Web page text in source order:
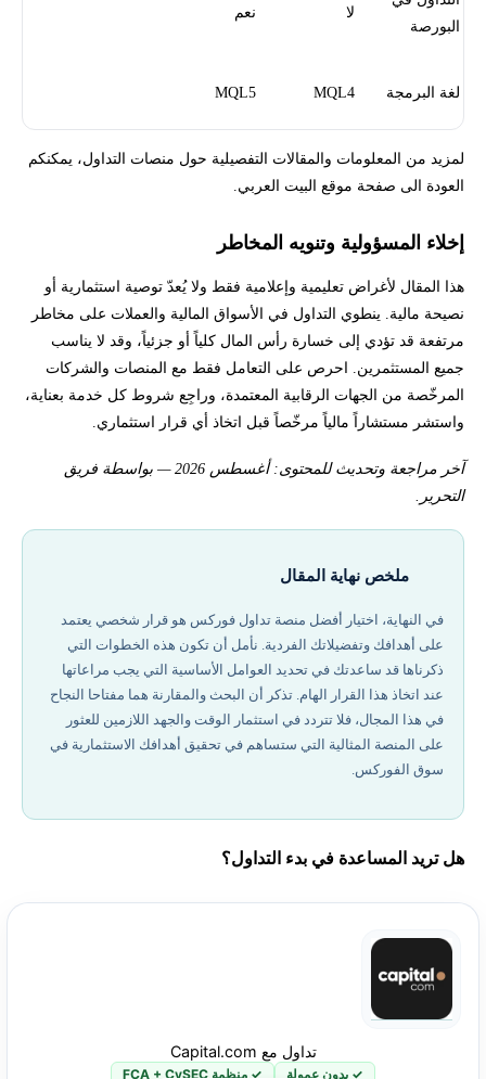
البورصة
لا نعم
لغة البرمجة MQL4
MQL5
لمزيد من المعلومات والمقالات التفصيلية حول منصات التداول، يمكنكم
العودة الى صفحة موقع البيت العربي.
إخلاء المسؤولية وتنويه المخاطر
هذا المقال لأغراض تعليمية وإعلامية فقط ولا يُعدّ توصية استثمارية أو
نصيحة مالية. ينطوي التداول في الأسواق المالية والعملات على مخاطر
مرتفعة قد تؤدي إلى خسارة رأس المال كلياً أو جزئياً، وقد لا يناسب
جميع المستثمرين. احرص على التعامل فقط مع المنصات والشركات
المرخّصة من الجهات الرقابية المعتمدة، وراجِع شروط كل خدمة بعناية،
واستشر مستشاراً مالياً مرخّصاً قبل اتخاذ أي قرار استثماري.
آخر مراجعة وتحديث للمحتوى: أغسطس 2026 — بواسطة فريق
التحرير.
ملخص نهاية المقال
في النهاية، اختيار أفضل منصة تداول فوركس هو قرار شخصي يعتمد
على أهدافك وتفضيلاتك الفردية. نأمل أن تكون هذه الخطوات التي
ذكرناها قد ساعدتك في تحديد العوامل الأساسية التي يجب مراعاتها
عند اتخاذ هذا القرار الهام. تذكر أن البحث والمقارنة هما مفتاحا النجاح
في هذا المجال، فلا تتردد في استثمار الوقت والجهد اللازمين للعثور
على المنصة المثالية التي ستساهم في تحقيق أهدافك الاستثمارية في
سوق الفوركس.
هل تريد المساعدة في بدء التداول؟
تداول مع Capital.com
✓ بدون عمولة ✓ منظمة FCA + CySEC